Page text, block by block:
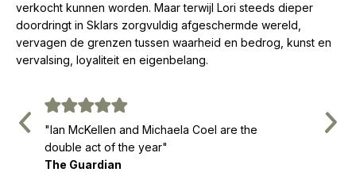
verkocht kunnen worden. Maar terwijl Lori steeds dieper
doordringt in Sklars zorgvuldig afgeschermde wereld,
vervagen de grenzen tussen waarheid en bedrog, kunst en
vervalsing, loyaliteit en eigenbelang.
"Ian McKellen and Michaela Coel are the
double act of the year"
The Guardian
"Alles